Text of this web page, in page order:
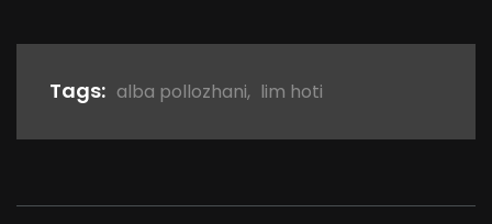
Tags: alba pollozhani, lim hoti